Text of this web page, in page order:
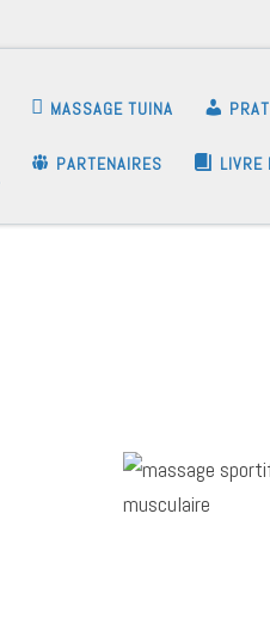
MASSAGE TUINA
PARTENAIRES LIVRE